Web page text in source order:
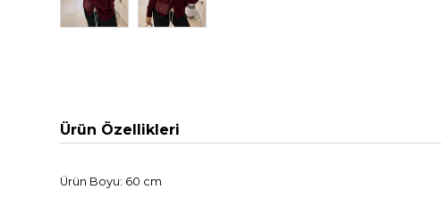
Ürün Özellikleri
Ürün Boyu: 60 cm